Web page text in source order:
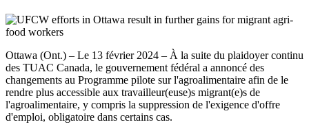
Ottawa (Ont.) – Le 13 février 2024 – À la suite du plaidoyer continu
des TUAC Canada, le gouvernement fédéral a annoncé des
changements au Programme pilote sur l'agroalimentaire afin de le
rendre plus accessible aux travailleur(euse)s migrant(e)s de
l'agroalimentaire, y compris la suppression de l'exigence d'offre
d'emploi, obligatoire dans certains cas.